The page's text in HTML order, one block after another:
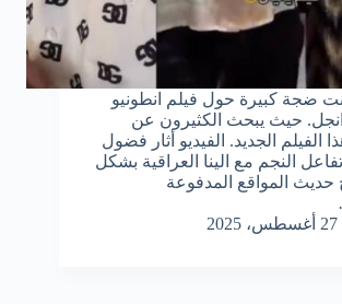
ضجة كبيرة حول فيلم انطونيو
انجل. حيث يبحث الكثيرون عن
الجديد. الفيديو أثار فضول
النجم مع الينا العراقية بشكل
المواقع المدفوعة
27 أغسطس، 2025